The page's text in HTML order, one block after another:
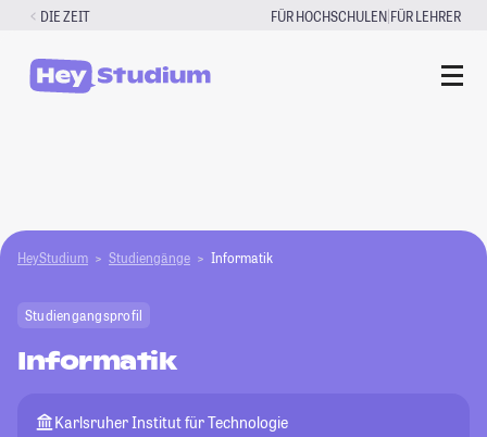
Zum
springen
DIE ZEIT FÜR HOCHSCHULEN|FÜR LEHRER
HeyStudium Studiengänge Informatik
Studiengangsprofil
Informatik
Karlsruher Institut für Technologie